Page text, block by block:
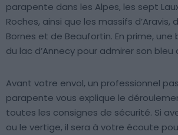
parapente dans les Alpes, les sept
Roches, ainsi que les massifs d’Aravis,
Bornes et de Beaufortin. En prime,
du lac d’Annecy pour admirer son bleu
Avant votre envol, un professionnel
parapente vous explique le
toutes les consignes de sécurité. Si
ou le vertige, il sera à votre écoute